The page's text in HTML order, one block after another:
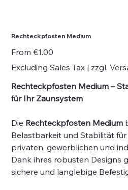
Rechteckpfosten Medium
From Price
€1.00
Excluding Sales Tax | zzgl.
Rechteckpfosten Medium –
für Ihr Zaunsystem
Die Rechteckpfosten Medium
Belastbarkeit und Stabilität
privaten, gewerblichen und
Dank ihres robusten Designs
sichere und langlebige